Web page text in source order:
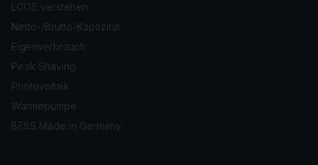
LCOS verstehen
Netto-/Brutto-Kapazität
Eigenverbrauch
Peak Shaving
Photovoltaik
Wärmepumpe
BESS Made in Germany